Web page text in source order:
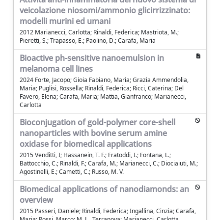
veicolazione niosomi/ammonio glicirrizzinato:
modelli murini ed umani
2012 Marianecci, Carlotta; Rinaldi, Federica; Mastriota, M.;
Pieretti, S.; Trapasso, E.; Paolino, D.; Carafa, Maria
Bioactive ph-sensitive nanoemulsion in
melanoma cell lines
2024 Forte, Jacopo; Gioia Fabiano, Maria; Grazia Ammendolia,
Maria; Puglisi, Rossella; Rinaldi, Federica; Ricci, Caterina; Del
Favero, Elena; Carafa, Maria; Mattia, Gianfranco; Marianecci,
Carlotta
Bioconjugation of gold-polymer core-shell
nanoparticles with bovine serum amine
oxidase for biomedical applications
2015 Venditti, I; Hassanein, T. F.; Fratoddi, I.; Fontana, L.;
Battocchio, C.; Rinaldi, F.; Carafa, M.; Marianecci, C.; Diociaiuti, M.;
Agostinelli, E.; Cametti, C.; Russo, M. V.
Biomedical applications of nanodiamonds: an
overview
2015 Passeri, Daniele; Rinaldi, Federica; Ingallina, Cinzia; Carafa,